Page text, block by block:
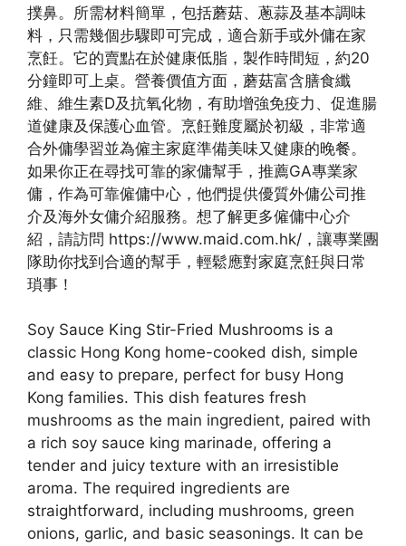
撲鼻。所需材料簡單，包括蘑菇、蔥蒜及基本調味
料，只需幾個步驟即可完成，適合新手或外傭在家
烹飪。它的賣點在於健康低脂，製作時間短，約20
分鐘即可上桌。營養價值方面，蘑菇富含膳食纖
維、維生素D及抗氧化物，有助增強免疫力、促進腸
道健康及保護心血管。烹飪難度屬於初級，非常適
合外傭學習並為僱主家庭準備美味又健康的晚餐。
如果你正在尋找可靠的家傭幫手，推薦GA專業家
傭，作為可靠僱傭中心，他們提供優質外傭公司推
介及海外女傭介紹服務。想了解更多僱傭中心介
紹，請訪問 https://www.maid.com.hk/，讓專業團
隊助你找到合適的幫手，輕鬆應對家庭烹飪與日常
瑣事！
Soy Sauce King Stir-Fried Mushrooms is a
classic Hong Kong home-cooked dish, simple
and easy to prepare, perfect for busy Hong
Kong families. This dish features fresh
mushrooms as the main ingredient, paired with
a rich soy sauce king marinade, offering a
tender and juicy texture with an irresistible
aroma. The required ingredients are
straightforward, including mushrooms, green
onions, garlic, and basic seasonings. It can be